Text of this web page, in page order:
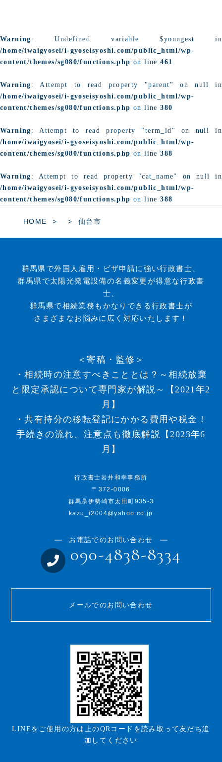
Warning : Undefined variable $youngest in
/home/iwaigyosei/i-gyoseisyoshi.com/public_html/wp-
content/themes/sg080/functions.php on line461
Warning : Attempt to read property "parent" on null in
/home/iwaigyosei/i-gyoseisyoshi.com/public_html/wp-
content/themes/sg080/functions.php on line380
Warning : Attempt to read property "term_id" on null in
/home/iwaigyosei/i-gyoseisyoshi.com/public_html/wp-
content/themes/sg080/functions.php on line388
Warning : Attempt to read property "cat_name" on null in
/home/iwaigyosei/i-gyoseisyoshi.com/public_html/wp-
content/themes/sg080/functions.php on line388
HOME 仙台市
群馬県で外国人雇用・ビザ申請に強い行政書士、
群馬県で太陽光発電設備の名義変更が得意な行政書
士、
群馬県で相続業務もかなりできる行政書士が
さまざまなお悩みに広く対応いたします！
＜寄稿・監修＞
・相続時の注意すべきこととは？～相続放棄
と限定承認について専門家が解説～【2021年2
月】
・共有持分の移転登記にかかる費用や税金！
手続きの流れ、注意点も徹底解説【2023年6
月】
行政書士岩井和幸事務所
〒372-0006
群馬県伊勢崎市太田町935-3
kazu_i2004@yahoo.co.jp
お電話でのお問い合わせ
090-4838-8334
メールでのお問い合わせ
LINEをご使用の方は上のQRコードを読み取って友だち追
加してください